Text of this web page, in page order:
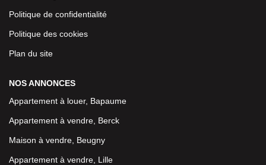
Politique de confidentialité
Politique des cookies
Plan du site
NOS ANNONCES
Appartement à louer, Bapaume
Appartement à vendre, Berck
Maison à vendre, Beugny
Appartement à vendre, Lille